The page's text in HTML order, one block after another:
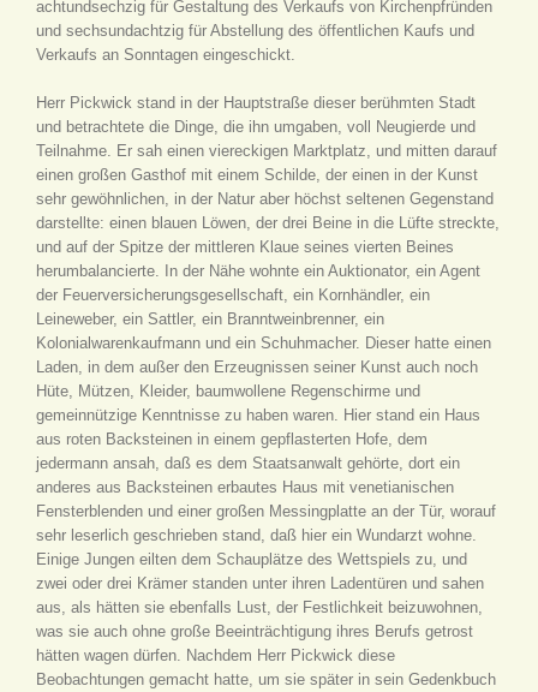
achtundsechzig für Gestaltung des Verkaufs von Kirchenpfründen
und sechsundachtzig für Abstellung des öffentlichen Kaufs und
Verkaufs an Sonntagen eingeschickt.
Herr Pickwick stand in der Hauptstraße dieser berühmten Stadt
und betrachtete die Dinge, die ihn umgaben, voll Neugierde und
Teilnahme. Er sah einen viereckigen Marktplatz, und mitten darauf
einen großen Gasthof mit einem Schilde, der einen in der Kunst
sehr gewöhnlichen, in der Natur aber höchst seltenen Gegenstand
darstellte: einen blauen Löwen, der drei Beine in die Lüfte streckte,
und auf der Spitze der mittleren Klaue seines vierten Beines
herumbalancierte. In der Nähe wohnte ein Auktionator, ein Agent
der Feuerversicherungsgesellschaft, ein Kornhändler, ein
Leineweber, ein Sattler, ein Branntweinbrenner, ein
Kolonialwarenkaufmann und ein Schuhmacher. Dieser hatte einen
Laden, in dem außer den Erzeugnissen seiner Kunst auch noch
Hüte, Mützen, Kleider, baumwollene Regenschirme und
gemeinnützige Kenntnisse zu haben waren. Hier stand ein Haus
aus roten Backsteinen in einem gepflasterten Hofe, dem
jedermann ansah, daß es dem Staatsanwalt gehörte, dort ein
anderes aus Backsteinen erbautes Haus mit venetianischen
Fensterblenden und einer großen Messingplatte an der Tür, worauf
sehr leserlich geschrieben stand, daß hier ein Wundarzt wohne.
Einige Jungen eilten dem Schauplätze des Wettspiels zu, und
zwei oder drei Krämer standen unter ihren Ladentüren und sahen
aus, als hätten sie ebenfalls Lust, der Festlichkeit beizuwohnen,
was sie auch ohne große Beeinträchtigung ihres Berufs getrost
hätten wagen dürfen. Nachdem Herr Pickwick diese
Beobachtungen gemacht hatte, um sie später in sein Gedenkbuch